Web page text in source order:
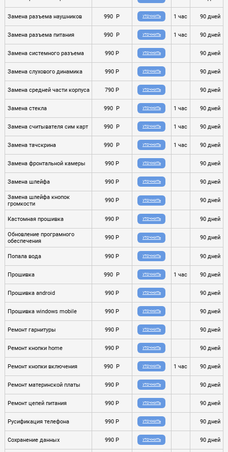
Замена разъема наушников 990 P УТОЧНИТЬ 1 час 90 дней
Замена разъема питания 990 P УТОЧНИТЬ 1 час 90 дней
Замена системного разъема 990 P УТОЧНИТЬ 90 дней
Замена слухового динамика 990 P УТОЧНИТЬ 90 дней
Замена средней части корпуса 790 P УТОЧНИТЬ 90 дней
Замена стекла 990 P УТОЧНИТЬ 1 час 90 дней
Замена считывателя сим карт 990 P УТОЧНИТЬ 1 час 90 дней
Замена тачскрина 990 P УТОЧНИТЬ 1 час 90 дней
Замена фронтальной камеры 990 P УТОЧНИТЬ 90 дней
Замена шлейфа 990 P УТОЧНИТЬ 90 дней
Замена шлейфа кнопок
громкости
990 P УТОЧНИТЬ 90 дней
Кастомная прошивка 990 P УТОЧНИТЬ 90 дней
Обновление програмного
обеспечения
990 P УТОЧНИТЬ 90 дней
Попала вода 990 P УТОЧНИТЬ 90 дней
Прошивка 990 P УТОЧНИТЬ 1 час 90 дней
Прошивка android 990 P УТОЧНИТЬ 90 дней
Прошивка windows mobile 990 P УТОЧНИТЬ 90 дней
Ремонт гарнитуры 990 P УТОЧНИТЬ 90 дней
Ремонт кнопки home 990 P УТОЧНИТЬ 90 дней
Ремонт кнопки включения 990 P УТОЧНИТЬ 1 час 90 дней
Ремонт материнской платы 990 P УТОЧНИТЬ 90 дней
Ремонт цепей питания 990 P УТОЧНИТЬ 90 дней
Русификация телефона 990 P УТОЧНИТЬ 90 дней
Сохранение данных 990 P УТОЧНИТЬ 90 дней